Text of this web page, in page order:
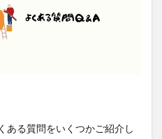
ある質問をいくつかご紹介し